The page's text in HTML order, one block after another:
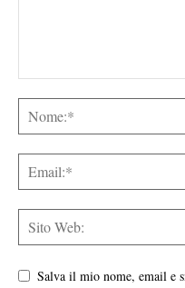
Salva il mio nome, email e